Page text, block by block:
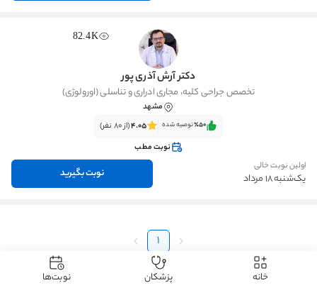
دکتر کلیه، مجاری ادراری و تناسلی - اورولوژی دکتر سرطان بیضه مشهد
82.4K
دکتر آرش آذری پور
تخصص جراحی کلیه، مجاری ادراری و تناسلی (اورولوژی)
مشهد
٪50‌‌‌توصیه شده 4.05(از 80 نفر)
نوبت مطب
اولین نوبت خالی
یک‌شنبه 18 مرداد نوبت بگیرید
1
خانه پزشکان نوبت‌ها